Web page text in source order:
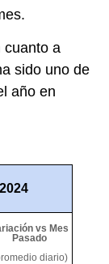
cuanto a
sido uno de
año en
vs Mes
Pasado
diario)